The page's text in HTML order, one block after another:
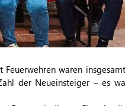
waren
der Neueinsteiger – es